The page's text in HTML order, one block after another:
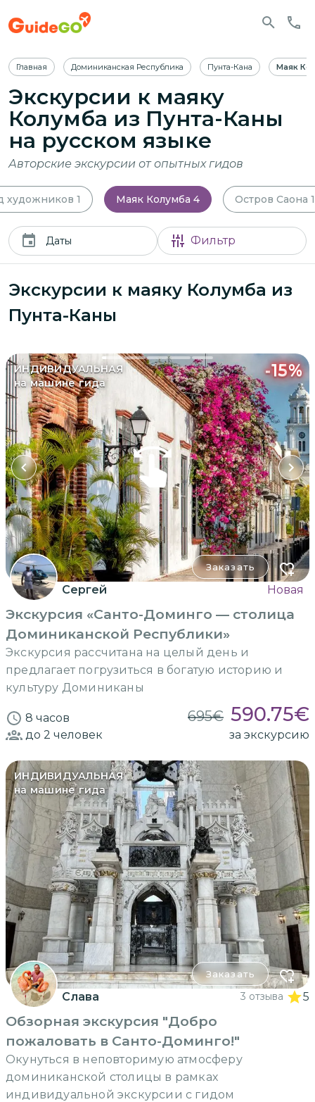
Главная Доминиканская Республика Пунта-Кана Маяк
Экскурсии к маяку
Колумба из Пунта-Каны
на русском языке
Авторские экскурсии от опытных гидов
художников 1 Маяк Колумба 4 Остров Саона 1
Даты Фильтр
Экскурсии к маяку Колумба из
Пунта-Каны
ИНДИВИДУАЛЬНАЯ
на машине гида
-15%
Заказать
Сергей Новая
Экскурсия «Санто-Доминго — столица
Доминиканской Республики»
Экскурсия рассчитана на целый день и
предлагает погрузиться в богатую историю и
культуру Доминиканы
8 часов 695€ 590.75€
до 2 человек за экскурсию
ИНДИВИДУАЛЬНАЯ
на машине гида
Заказать
Слава 3 отзыва 5
Обзорная экскурсия "Добро
пожаловать в Санто-Доминго!"
Окунуться в неповторимую атмосферу
доминиканской столицы в рамках
индивидуальной экскурсии с гидом